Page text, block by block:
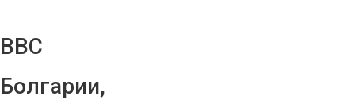
ВВС
Болгарии,